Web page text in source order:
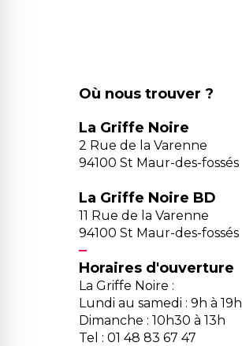
Où nous trouver ?
La Griffe Noire
2 Rue de la Varenne
94100 St Maur-des-fossés
La Griffe Noire BD
11 Rue de la Varenne
94100 St Maur-des-fossés
Horaires d'ouverture
La Griffe Noire :
Lundi au samedi : 9h à 19h
Dimanche : 10h30 à 13h
Tel : 01 48 83 67 47